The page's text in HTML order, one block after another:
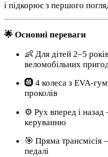
і підкорює з першого
🌟 Основні переваги
👶 Для дітей 2–5
веломобільних
🛞 4 колеса з EVA-
проколів
⚙️ Рух вперед і
керуванню
🎯 Пряма трансмісія
педалі